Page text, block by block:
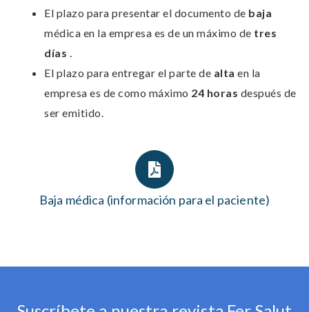
El plazo para presentar el documento de baja
médica en la empresa es de un máximo de tres
días .
El plazo para entregar el parte de alta en la
empresa es de como máximo 24 horas después de
ser emitido.
Baja médica (información para el paciente)